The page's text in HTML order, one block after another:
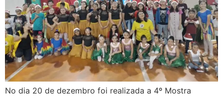
No dia 20 de dezembro foi realizada a 4º Mostra